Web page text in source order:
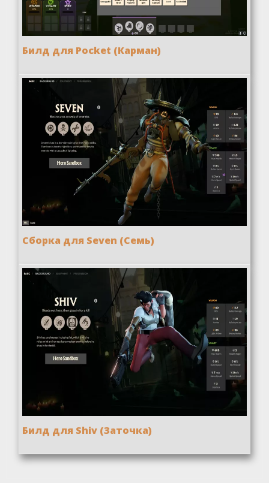
Билд для Pocket (Карман)
Сборка для Seven (Семь)
Билд для Shiv (Заточка)